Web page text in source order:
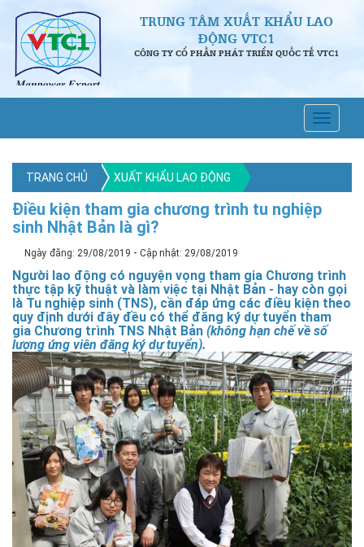
TRUNG TÂM XUẤT KHẨU LAO
ĐỘNG VTC1
CÔNG TY CỔ PHẦN PHÁT TRIỂN QUỐC TẾ VTC1
TRANG CHỦ XUẤT KHẨU LAO ĐỘNG
Điều kiện tham gia chương trình tu nghiệp
sinh Nhật Bản là gì?
Ngày đăng: 29/08/2019 - Cập nhật: 29/08/2019
Người lao động có nguyện vọng tham gia Chương trình
thực tập kỹ thuật và làm việc tại Nhật Bản - hay còn gọi
là Tu nghiệp sinh (TNS), cần đáp ứng các điều kiện theo
quy định dưới đây đều có thể đăng ký dự tuyển tham
gia Chương trình TNS Nhật Bản (không hạn chế về số
lượng ứng viên đăng ký dự tuyển).